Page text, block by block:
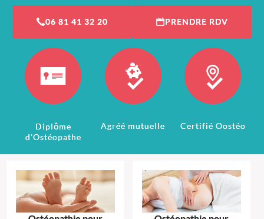
06 81 41 32 20 PRENDRE RDV
Diplôme
d'Ostéopathe
Agréé mutuelle Certifié Oostéo